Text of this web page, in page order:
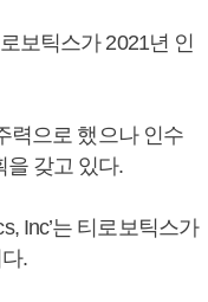
보틱스가 2021년 인
력으로 했으나 인수
을 갖고 있다.
Inc’는 티로보틱스가
.